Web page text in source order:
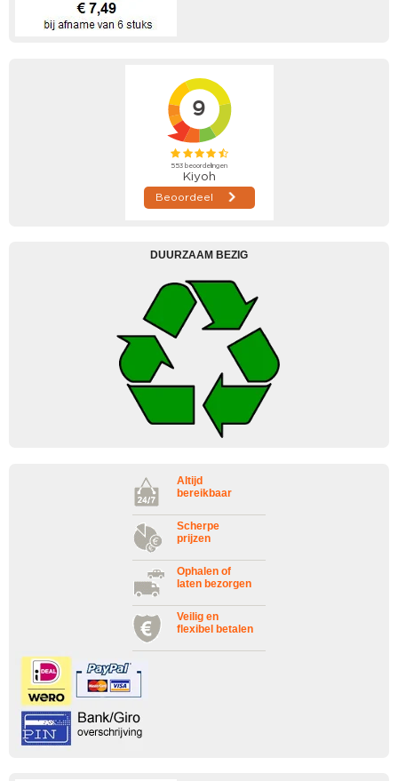
DUURZAAM BEZIG
Altijd
bereikbaar
Scherpe
prijzen
Ophalen of
laten bezorgen
Veilig en
flexibel betalen